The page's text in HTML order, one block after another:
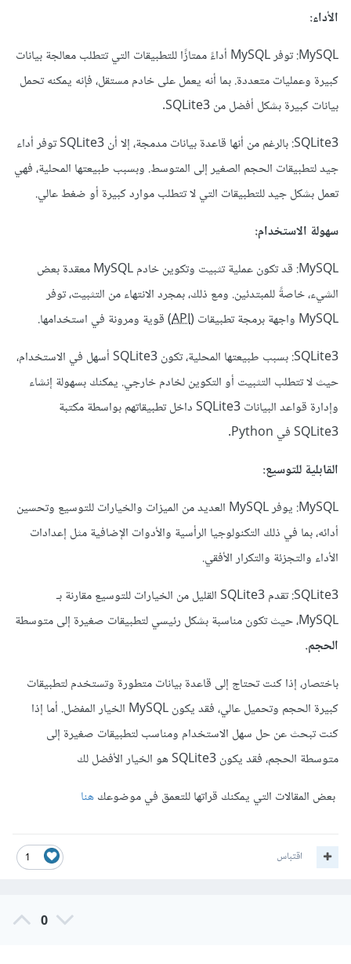
الأداء:
MySQL: توفر MySQL أداءً ممتازًا للتطبيقات التي تتطلب معالجة بيانات
كبيرة وعمليات متعددة. بما أنه يعمل على خادم مستقل، فإنه يمكنه تحمل
بيانات كبيرة بشكل أفضل من SQLite3.
SQLite3: بالرغم من أنها قاعدة بيانات مدمجة، إلا أن SQLite3 توفر أداء
جيد لتطبيقات الحجم الصغير إلى المتوسط. وبسبب طبيعتها المحلية، فهي
تعمل بشكل جيد للتطبيقات التي لا تتطلب موارد كبيرة أو ضغط عالي.
سهولة الاستخدام:
MySQL: قد تكون عملية تثبيت وتكوين خادم MySQL معقدة بعض
الشيء، خاصةً للمبتدئين. ومع ذلك، بمجرد الانتهاء من التثبيت، توفر
MySQL واجهة برمجة تطبيقات (
API) قوية ومرونة في استخدامها.
SQLite3: بسبب طبيعتها المحلية، تكون SQLite3 أسهل في الاستخدام،
حيث لا تتطلب التثبيت أو التكوين لخادم خارجي. يمكنك بسهولة إنشاء
وإدارة قواعد البيانات SQLite3 داخل تطبيقاتهم بواسطة مكتبة
SQLite3 في Python.
القابلية للتوسيع:
MySQL: يوفر MySQL العديد من الميزات والخيارات للتوسيع وتحسين
أدائه، بما في ذلك التكنولوجيا الرأسية والأدوات الإضافية مثل إعدادات
الأداء والتجزئة والتكرار الأفقي.
SQLite3: تقدم SQLite3 القليل من الخيارات للتوسيع مقارنة بـ
MySQL، حيث تكون مناسبة بشكل رئيسي لتطبيقات صغيرة إلى متوسطة
الحجم.
باختصار، إذا كنت تحتاج إلى قاعدة بيانات متطورة وتستخدم لتطبيقات
كبيرة الحجم وتحميل عالي، فقد يكون MySQL الخيار المفضل. أما إذا
كنت تبحث عن حل سهل الاستخدام ومناسب لتطبيقات صغيرة إلى
متوسطة الحجم، فقد يكون SQLite3 هو الخيار الأفضل لك
بعض المقالات التي يمكنك قراتها للتعمق في موضوعكهنا
1 اقتباس
0